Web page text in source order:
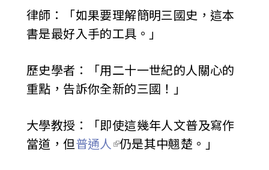
律師：「如果要理解簡明三國史，這本
書是最好入手的工具。」
歷史學者：「用二十一世紀的人關心的
重點，告訴你全新的三國！」
大學教授：「即使這幾年人文普及寫作
當道，但普通人 仍是其中翹楚。」